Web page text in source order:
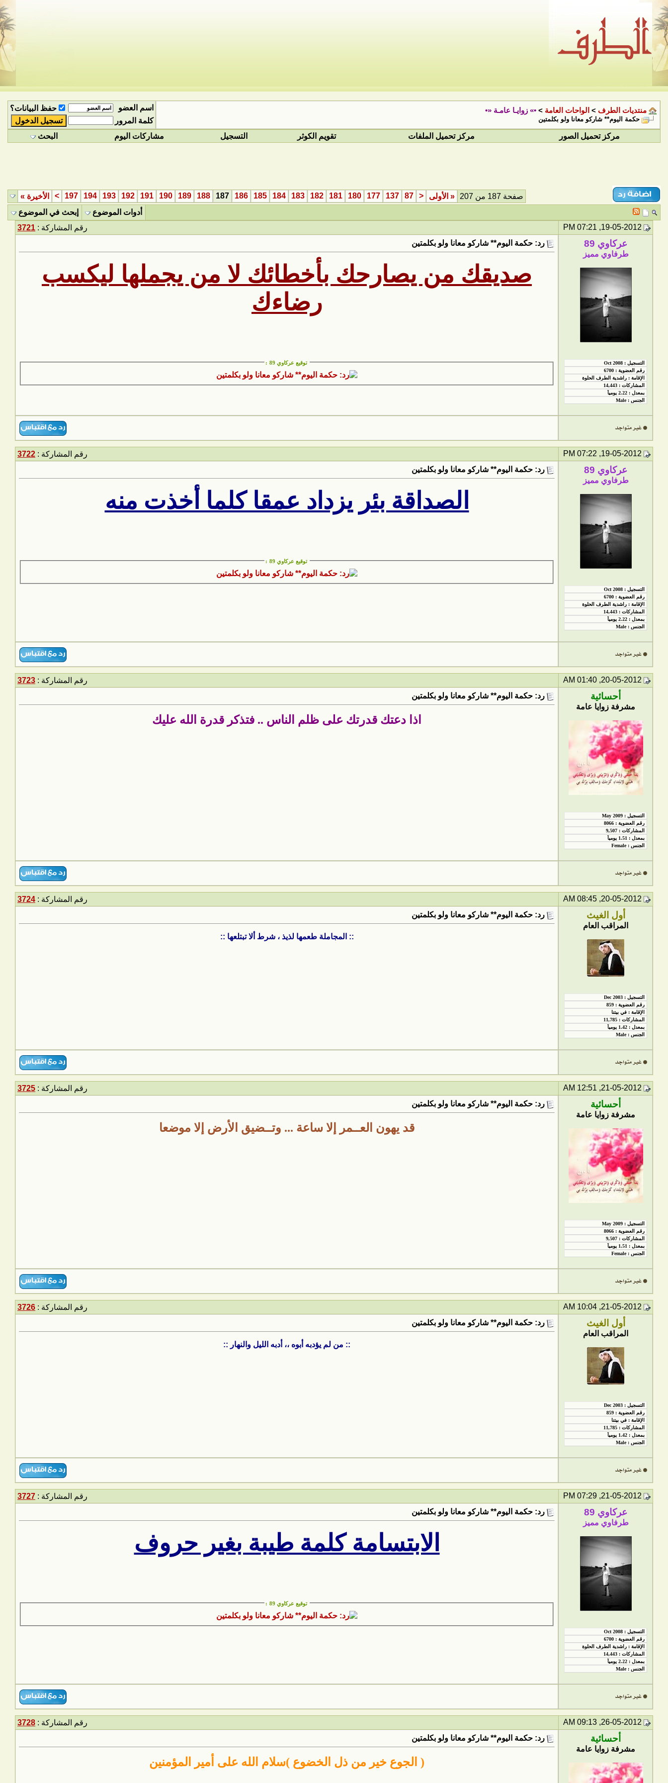
منتديات الطرف > الواحات العامة > •» زوايـا عامـة «•
حكمة اليوم** شاركو معانا ولو بكلمتين
اسم العضو
حفظ البيانات؟
كلمة المرور
مركز تحميل الصور
مركز تحميل الملفات تقويم الكوثر التسجيل مشاركات اليوم البحث
صفحة 187 من 207 « الأولى <
87
137
177
180
181
182
183
184
185
186
187
188
189
190
191
192
193
194
197
> الأخيرة »
أدوات الموضوع
إبحث في الموضوع
رقم المشاركة : 3721
عركاوي 89
طرفاوي مميز
رد: حكمة اليوم** شاركو معانا ولو بكلمتين
صديقك من يصارحك بأخطائك لا من يجملها ليكسب
رضاءك
توقيع عركاوي 89 :
رقم المشاركة : 3722
عركاوي 89
طرفاوي مميز
رد: حكمة اليوم** شاركو معانا ولو بكلمتين
الصداقة بئر يزداد عمقا كلما أخذت منه
توقيع عركاوي 89 :
رقم المشاركة : 3723
أحسائية
مشرفة زوايا عامة
رد: حكمة اليوم** شاركو معانا ولو بكلمتين
اذا دعتك قدرتك على ظلم الناس .. فتذكر قدرة الله عليك
رقم المشاركة : 3724
أول الغيث
المراقب العام
رد: حكمة اليوم** شاركو معانا ولو بكلمتين
:: المجاملة طعمها لذيذ ، شرط ألا تبتلعها ::
رقم المشاركة : 3725
أحسائية
مشرفة زوايا عامة
رد: حكمة اليوم** شاركو معانا ولو بكلمتين
قد يهون العــمر إلا ساعة ... وتــضيق الأرض إلا موضعا
رقم المشاركة : 3726
أول الغيث
المراقب العام
رد: حكمة اليوم** شاركو معانا ولو بكلمتين
:: من لم يؤدبه أبوه ،، أدبه الليل والنهار ::
رقم المشاركة : 3727
عركاوي 89
طرفاوي مميز
رد: حكمة اليوم** شاركو معانا ولو بكلمتين
الابتسامة كلمة طيبة بغير حروف
توقيع عركاوي 89 :
رقم المشاركة : 3728
أحسائية
مشرفة زوايا عامة
رد: حكمة اليوم** شاركو معانا ولو بكلمتين
( الجوع خير من ذل الخضوع )سلام الله على أمير المؤمنين